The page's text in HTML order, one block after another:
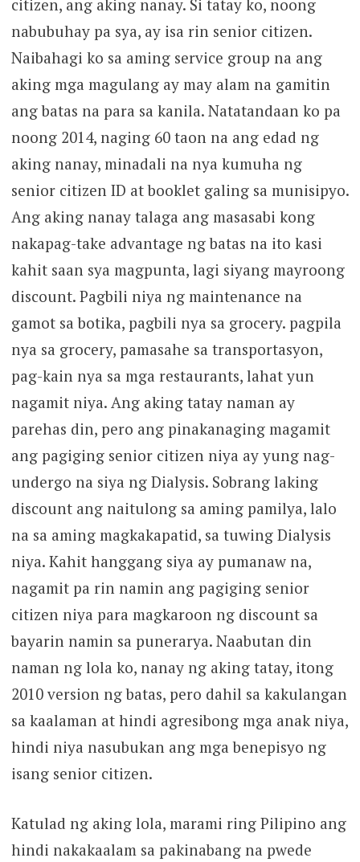
citizen, ang aking nanay. Si tatay ko, noong
nabubuhay pa sya, ay isa rin senior citizen.
Naibahagi ko sa aming service group na ang
aking mga magulang ay may alam na gamitin
ang batas na para sa kanila. Natatandaan ko pa
noong 2014, naging 60 taon na ang edad ng
aking nanay, minadali na nya kumuha ng
senior citizen ID at booklet galing sa munisipyo.
Ang aking nanay talaga ang masasabi kong
nakapag-take advantage ng batas na ito kasi
kahit saan sya magpunta, lagi siyang mayroong
discount. Pagbili niya ng maintenance na
gamot sa botika, pagbili nya sa grocery. pagpila
nya sa grocery, pamasahe sa transportasyon,
pag-kain nya sa mga restaurants, lahat yun
nagamit niya. Ang aking tatay naman ay
parehas din, pero ang pinakanaging magamit
ang pagiging senior citizen niya ay yung nag-
undergo na siya ng Dialysis. Sobrang laking
discount ang naitulong sa aming pamilya, lalo
na sa aming magkakapatid, sa tuwing Dialysis
niya. Kahit hanggang siya ay pumanaw na,
nagamit pa rin namin ang pagiging senior
citizen niya para magkaroon ng discount sa
bayarin namin sa punerarya. Naabutan din
naman ng lola ko, nanay ng aking tatay, itong
2010 version ng batas, pero dahil sa kakulangan
sa kaalaman at hindi agresibong mga anak niya,
hindi niya nasubukan ang mga benepisyo ng
isang senior citizen.
Katulad ng aking lola, marami ring Pilipino ang
hindi nakakaalam sa pakinabang na pwede